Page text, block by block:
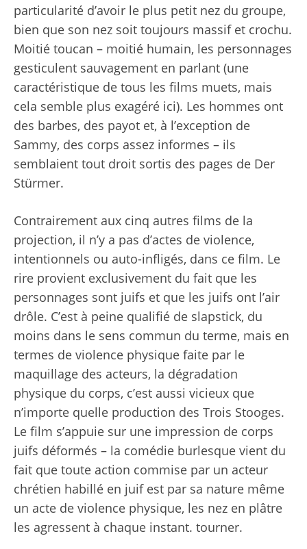
particularité d’avoir le plus petit nez du groupe,
bien que son nez soit toujours massif et crochu.
Moitié toucan – moitié humain, les personnages
gesticulent sauvagement en parlant (une
caractéristique de tous les films muets, mais
cela semble plus exagéré ici). Les hommes ont
des barbes, des payot et, à l’exception de
Sammy, des corps assez informes – ils
semblaient tout droit sortis des pages de Der
Stürmer.
Contrairement aux cinq autres films de la
projection, il n’y a pas d’actes de violence,
intentionnels ou auto-infligés, dans ce film. Le
rire provient exclusivement du fait que les
personnages sont juifs et que les juifs ont l’air
drôle. C’est à peine qualifié de slapstick, du
moins dans le sens commun du terme, mais en
termes de violence physique faite par le
maquillage des acteurs, la dégradation
physique du corps, c’est aussi vicieux que
n’importe quelle production des Trois Stooges.
Le film s’appuie sur une impression de corps
juifs déformés – la comédie burlesque vient du
fait que toute action commise par un acteur
chrétien habillé en juif est par sa nature même
un acte de violence physique, les nez en plâtre
les agressent à chaque instant. tourner.